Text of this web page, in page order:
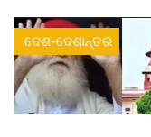
ଦେଶ-ଦେଶାନ୍ତର